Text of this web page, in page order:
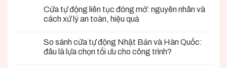
Cửa tự động liên tục đóng mở: nguyên nhân và
cách xử lý an toàn, hiệu quả
So sánh cửa tự động Nhật Bản và Hàn Quốc:
đâu là lựa chọn tối ưu cho công trình?